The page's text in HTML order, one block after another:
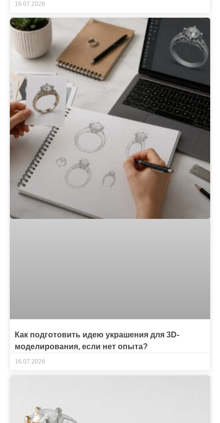
16.07.2026
Как подготовить идею украшения для 3D-
моделирования, если нет опыта?
16.07.2026